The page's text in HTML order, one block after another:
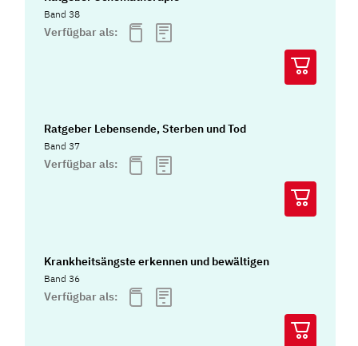
Band 38
Verfügbar als:
Ratgeber Lebensende, Sterben und Tod
Band 37
Verfügbar als:
Krankheitsängste erkennen und bewältigen
Band 36
Verfügbar als: